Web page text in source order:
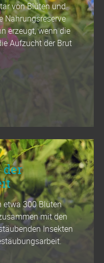
von Blüten und
Nahrungsreserve
erzeugt, wenn die
Aufzucht der Brut
der
etwa 300 Blüten
mit den
Insekten